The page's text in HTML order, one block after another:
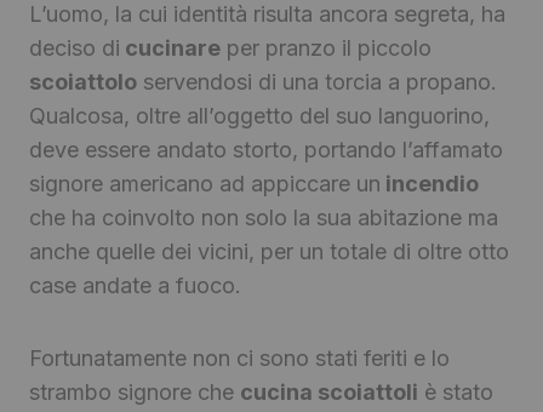
L’uomo, la cui identità risulta ancora segreta, ha
deciso di cucinare per pranzo il piccolo
scoiattolo servendosi di una torcia a propano.
Qualcosa, oltre all’oggetto del suo languorino,
deve essere andato storto, portando l’affamato
signore americano ad appiccare un incendio
che ha coinvolto non solo la sua abitazione ma
anche quelle dei vicini, per un totale di oltre otto
case andate a fuoco.
Fortunatamente non ci sono stati feriti e lo
strambo signore che cucina scoiattoli è stato